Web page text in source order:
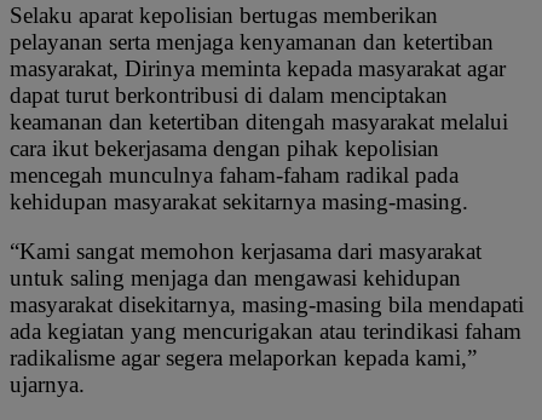
Selaku aparat kepolisian bertugas memberikan
pelayanan serta menjaga kenyamanan dan ketertiban
masyarakat, Dirinya meminta kepada masyarakat agar
dapat turut berkontribusi di dalam menciptakan
keamanan dan ketertiban ditengah masyarakat melalui
cara ikut bekerjasama dengan pihak kepolisian
mencegah munculnya faham-faham radikal pada
kehidupan masyarakat sekitarnya masing-masing.
“Kami sangat memohon kerjasama dari masyarakat
untuk saling menjaga dan mengawasi kehidupan
masyarakat disekitarnya, masing-masing bila mendapati
ada kegiatan yang mencurigakan atau terindikasi faham
radikalisme agar segera melaporkan kepada kami,”
ujarnya.